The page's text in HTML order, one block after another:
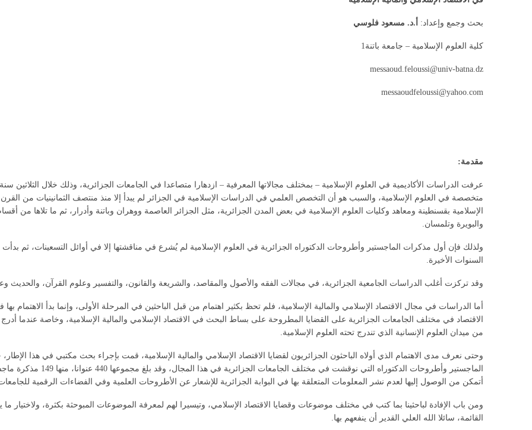
بحث وجمع وإعداد: أ.د. مسعود فلوسي
كلية العلوم الإسلامية – جامعة باتنة1
messaoud.feloussi@univ-batna.dz
messaoudfeloussi@yahoo.com
مقدمة:
عرفت الدراسات الأكاديمية في العلوم الإسلامية – بمختلف مجالاتها المعرفية – ازدهارا متصاعدا في الجامعات الجزائرية، وذلك خلال الثلاثين
متخصصة في العلوم الإسلامية، والسبب هو أن التخصص العلمي في الدراسات الإسلامية في الجزائر لم يبدأ إلا منذ منتصف الثمانينيات من القرن
الإسلامية بقسنطينة ومعاهد وكليات العلوم الإسلامية في بعض المدن الجزائرية، مثل الجزائر العاصمة ووهران وباتنة وأدرار، ثم ما تلاها
والبويرة وتلمسان.
ولذلك فإن أول مذكرات الماجستير وأطروحات الدكتوراه الجزائرية في العلوم الإسلامية لم يُشرع في مناقشتها إلا في أوائل التسعينات، ثم
السنوات الأخيرة.
وقد تركزت أغلب الدراسات الجامعية الجزائرية، في مجالات الفقه والأصول والمقاصد، والشريعة والقانون، والتفسير وعلوم القرآن، والحديث
أما الدراسات في مجال الاقتصاد الإسلامي والمالية الإسلامية، فلم تحظ بكثير اهتمام من قبل الباحثين في المرحلة الأولى، وإنما بدأ الاهتمام
الاقتصاد في مختلف الجامعات الجزائرية على القضايا المطروحة على بساط البحث في الاقتصاد الإسلامي والمالية الإسلامية، وخاصة عندما
من ميدان العلوم الإنسانية الذي تندرج تحته العلوم الإسلامية.
وحتى نعرف مدى الاهتمام الذي أولاه الباحثون الجزائريون لقضايا الاقتصاد الإسلامي والمالية الإسلامية، قمت بإجراء بحث مكتبي في هذا
أتمكن من الوصول إليها لعدم نشر المعلومات المتعلقة بها في البوابة الجزائرية للإشعار عن الأطروحات العلمية وفي الفضاءات الرقمية
ومن باب الإفادة لباحثينا بما كتب في مختلف موضوعات وقضايا الاقتصاد الإسلامي، وتيسيرا لهم لمعرفة الموضوعات المبوحثة بكثرة، ولاختيار
القائمة، سائلا الله العلي القدير أن ينفعهم بها.